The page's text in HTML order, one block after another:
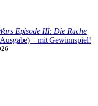
Episode III: Die Rache
– mit Gewinnspiel!